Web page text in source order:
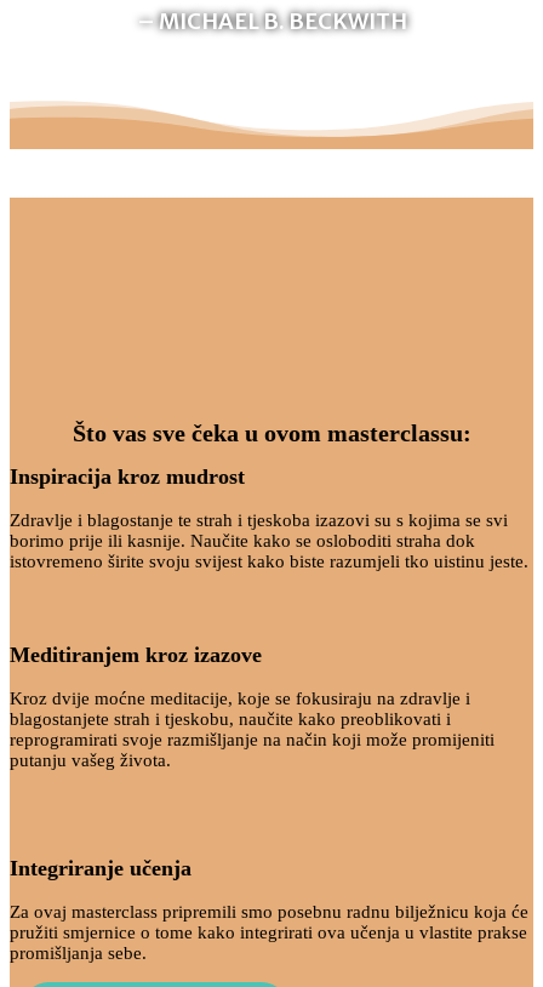
– MICHAEL B. BECKWITH
Što vas sve čeka u ovom masterclassu:
Inspiracija kroz mudrost
Zdravlje i blagostanje te strah i tjeskoba izazovi su s kojima se svi
borimo prije ili kasnije. Naučite kako se osloboditi straha dok
istovremeno širite svoju svijest kako biste razumjeli tko uistinu jeste.
Meditiranjem kroz izazove
Kroz dvije moćne meditacije, koje se fokusiraju na zdravlje i
blagostanjete strah i tjeskobu, naučite kako preoblikovati i
reprogramirati svoje razmišljanje na način koji može promijeniti
putanju vašeg života.
Integriranje učenja
Za ovaj masterclass pripremili smo posebnu radnu bilježnicu koja će
pružiti smjernice o tome kako integrirati ova učenja u vlastite prakse
promišljanja sebe.